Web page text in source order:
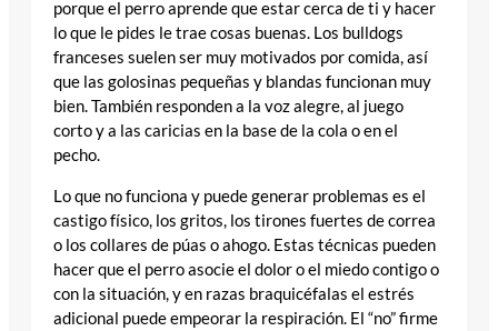
porque el perro aprende que estar cerca de ti y hacer
lo que le pides le trae cosas buenas. Los bulldogs
franceses suelen ser muy motivados por comida, así
que las golosinas pequeñas y blandas funcionan muy
bien. También responden a la voz alegre, al juego
corto y a las caricias en la base de la cola o en el
pecho.
Lo que no funciona y puede generar problemas es el
castigo físico, los gritos, los tirones fuertes de correa
o los collares de púas o ahogo. Estas técnicas pueden
hacer que el perro asocie el dolor o el miedo contigo o
con la situación, y en razas braquicéfalas el estrés
adicional puede empeorar la respiración. El “no” firme